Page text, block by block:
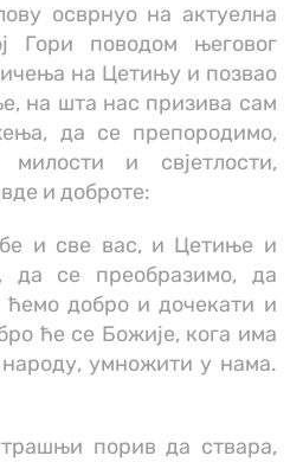
осврнуо на актуелна
Гори поводом његовог
на Цетињу и позвао
на шта нас призива сам
да се препородимо,
и свјетлости,
и доброте:
и све вас, и Цетиње и
да се преобразимо, да
добро и дочекати и
ће се Божије, кога има
умножити у нама.
порив да ствара,